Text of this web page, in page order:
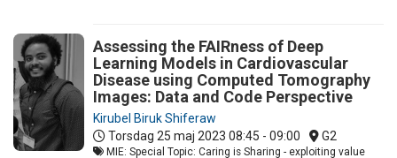
Assessing the FAIRness of Deep
Learning Models in Cardiovascular
Disease using Computed Tomography
Images: Data and Code Perspective
Kirubel Biruk Shiferaw
Torsdag 25 maj 2023 08:45 - 09:00 G2
MIE: Special Topic: Caring is Sharing - exploiting value